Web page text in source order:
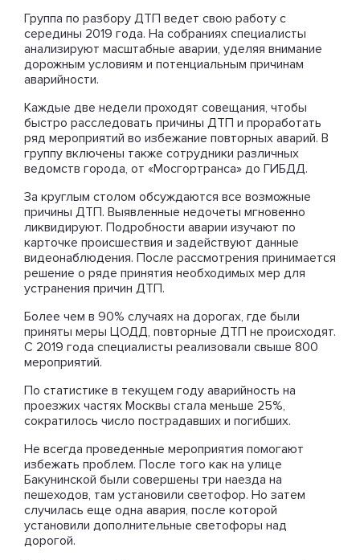
Группа по разбору ДТП ведет свою работу с
середины 2019 года. На собраниях специалисты
анализируют масштабные аварии, уделяя внимание
дорожным условиям и потенциальным причинам
аварийности.
Каждые две недели проходят совещания, чтобы
быстро расследовать причины ДТП и проработать
ряд мероприятий во избежание повторных аварий. В
группу включены также сотрудники различных
ведомств города, от «Мосгортранса» до ГИБДД.
За круглым столом обсуждаются все возможные
причины ДТП. Выявленные недочеты мгновенно
ликвидируют. Подробности аварии изучают по
карточке происшествия и задействуют данные
видеонаблюдения. После рассмотрения принимается
решение о ряде принятия необходимых мер для
устранения причин ДТП.
Более чем в 90% случаях на дорогах, где были
приняты меры ЦОДД, повторные ДТП не происходят.
С 2019 года специалисты реализовали свыше 800
мероприятий.
По статистике в текущем году аварийность на
проезжих частях Москвы стала меньше 25%,
сократилось число пострадавших и погибших.
Не всегда проведенные мероприятия помогают
избежать проблем. После того как на улице
Бакунинской были совершены три наезда на
пешеходов, там установили светофор. Но затем
случилась еще одна авария, после которой
установили дополнительные светофоры над
дорогой.